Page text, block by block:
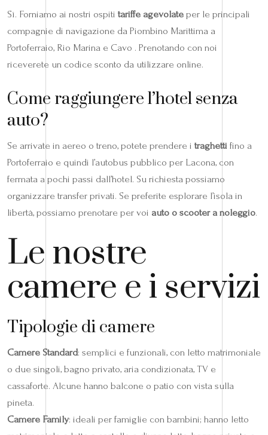
Sì. Forniamo ai nostri ospiti tariffe agevolate per le principali
compagnie di navigazione da Piombino Marittima a
Portoferraio, Rio Marina e Cavo . Prenotando con noi
riceverete un codice sconto da utilizzare online.
Come raggiungere l’hotel senza
auto?
Se arrivate in aereo o treno, potete prendere i traghetti fino a
Portoferraio e quindi l’autobus pubblico per Lacona, con
fermata a pochi passi dall’hotel. Su richiesta possiamo
organizzare transfer privati. Se preferite esplorare l’isola in
libertà, possiamo prenotare per voi auto o scooter a noleggio.
Le nostre
camere e i servizi
Tipologie di camere
Camere Standard: semplici e funzionali, con letto matrimoniale
o due singoli, bagno privato, aria condizionata, TV e
cassaforte. Alcune hanno balcone o patio con vista sulla
pineta.
Camere Family: ideali per famiglie con bambini; hanno letto